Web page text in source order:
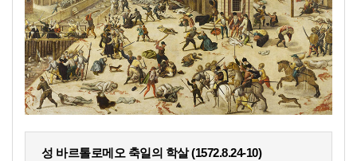
성 바르톨로메오 축일의 학살 (1572.8.24-10)